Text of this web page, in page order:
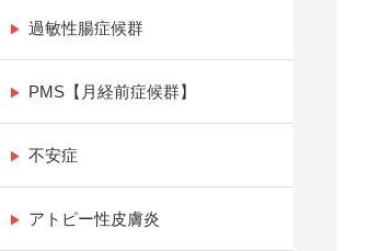
過敏性腸症候群
PMS【月経前症候群】
不安症
アトピー性皮膚炎